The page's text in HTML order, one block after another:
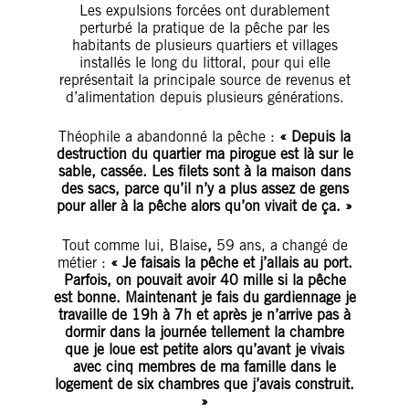
Les expulsions forcées ont durablement
perturbé la pratique de la pêche par les
habitants de plusieurs quartiers et villages
installés le long du littoral, pour qui elle
représentait la principale source de revenus et
d’alimentation depuis plusieurs générations.
Théophile a abandonné la pêche : « Depuis la
destruction du quartier ma pirogue est là sur le
sable, cassée. Les filets sont à la maison dans
des sacs, parce qu’il n’y a plus assez de gens
pour aller à la pêche alors qu’on vivait de ça. »
Tout comme lui, Blaise, 59 ans, a changé de
métier : « Je faisais la pêche et j’allais au port.
Parfois, on pouvait avoir 40 mille si la pêche
est bonne. Maintenant je fais du gardiennage je
travaille de 19h à 7h et après je n’arrive pas à
dormir dans la journée tellement la chambre
que je loue est petite alors qu’avant je vivais
avec cinq membres de ma famille dans le
logement de six chambres que j’avais construit.
»